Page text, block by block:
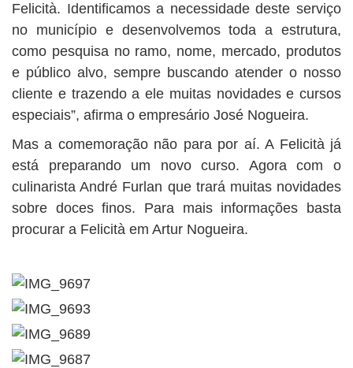
Felicità. Identificamos a necessidade deste serviço
no município e desenvolvemos toda a estrutura,
como pesquisa no ramo, nome, mercado, produtos
e público alvo, sempre buscando atender o nosso
cliente e trazendo a ele muitas novidades e cursos
especiais”, afirma o empresário José Nogueira.
Mas a comemoração não para por aí. A Felicità já
está preparando um novo curso. Agora com o
culinarista André Furlan que trará muitas novidades
sobre doces finos. Para mais informações basta
procurar a Felicità em Artur Nogueira.